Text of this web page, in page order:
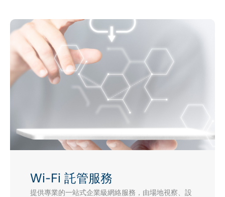
Wi-Fi 託管服務
提供專業的一站式企業級網絡服務，由場地視察、設